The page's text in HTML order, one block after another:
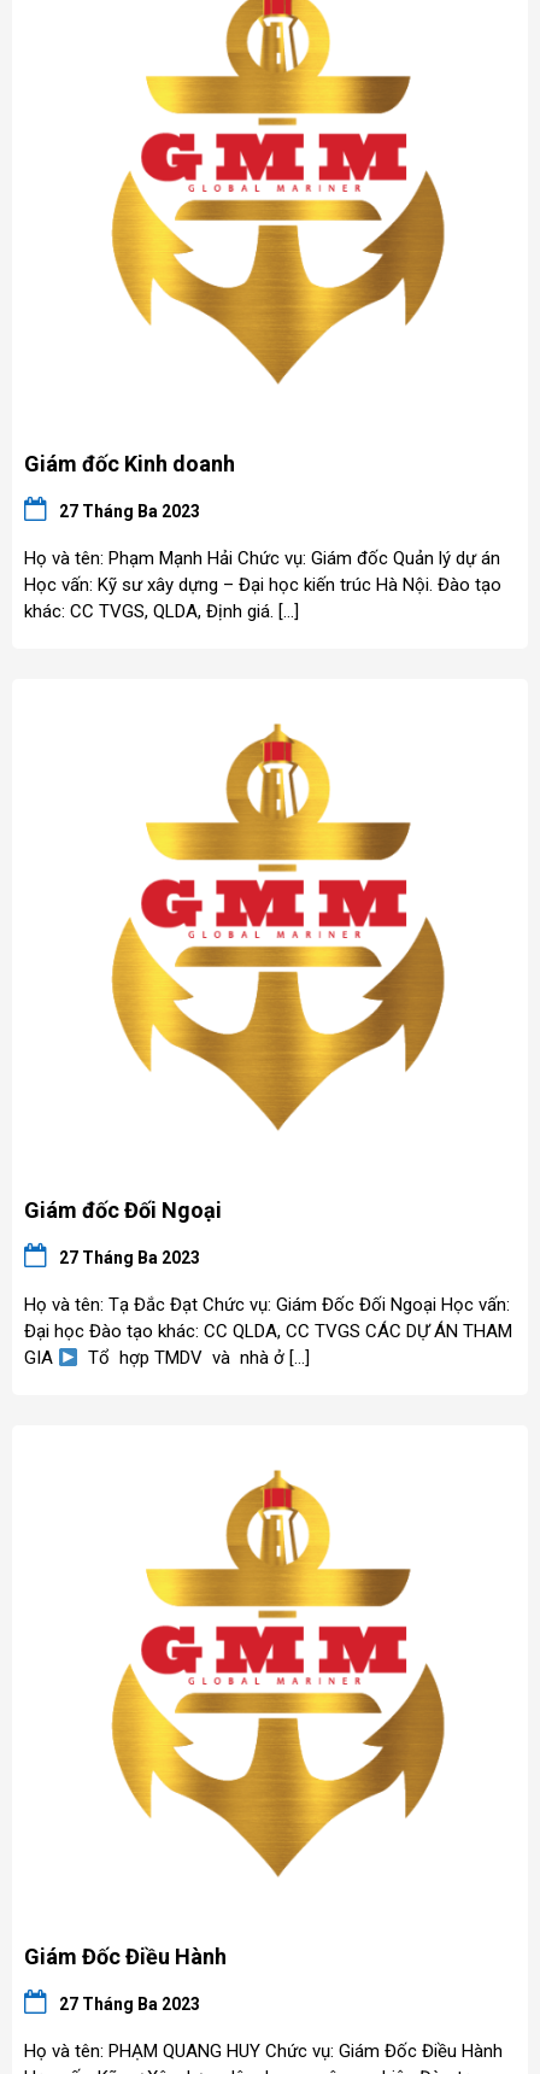
Giám đốc Kinh doanh
27 Tháng Ba 2023
Họ và tên: Phạm Mạnh Hải Chức vụ: Giám đốc Quản lý dự án
Học vấn: Kỹ sư xây dựng – Đại học kiến trúc Hà Nội. Đào tạo
khác: CC TVGS, QLDA, Định giá. […]
Giám đốc Đối Ngoại
27 Tháng Ba 2023
Họ và tên: Tạ Đắc Đạt Chức vụ: Giám Đốc Đối Ngoại Học vấn:
Đại học Đào tạo khác: CC QLDA, CC TVGS CÁC DỰ ÁN THAM
GIA
Tổ hợp TMDV và nhà ở […]
Giám Đốc Điều Hành
27 Tháng Ba 2023
Họ và tên: PHẠM QUANG HUY Chức vụ: Giám Đốc Điều Hành